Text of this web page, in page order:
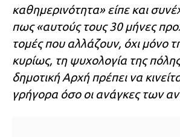
καθημερινότητα» είπε και
πως «αυτούς τους 30 μήνες
τομές που αλλάζουν, όχι μόνο
κυρίως, τη ψυχολογία της πόλης.
δημοτική Αρχή πρέπει να
γρήγορα όσο οι ανάγκες των